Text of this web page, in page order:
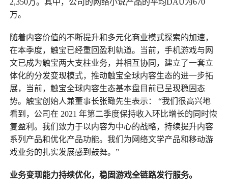
2,350万。其中，公司的网络小说产品的平均DAU为670
万。
随着内容价值的不断提升和多元化商业模式探索的加速，
在本季度，触宝已经重回盈利轨道。当前，手机游戏与网
文已成为触宝两大支柱业务，并相互协同，建立了一套立
体化的分发变现模式，推动触宝全球内容生态的进一步拓
展，当前，触宝全球内容生态基本盘目前已呈现稳固态
势。触宝创始人兼董事长张瞰先生表示： “我们很高兴地
看到，公司在 2021 年第二季度保持收入环比增长的同时恢
复盈利。我们致力于以内容为中心的战略，持续提升内容
系列产品和优化产品功能。我们为网络文学产品和移动游
戏业务的扎实发展感到鼓舞。”
业务变现能力持续优化，稳固游戏全链路发行服务。